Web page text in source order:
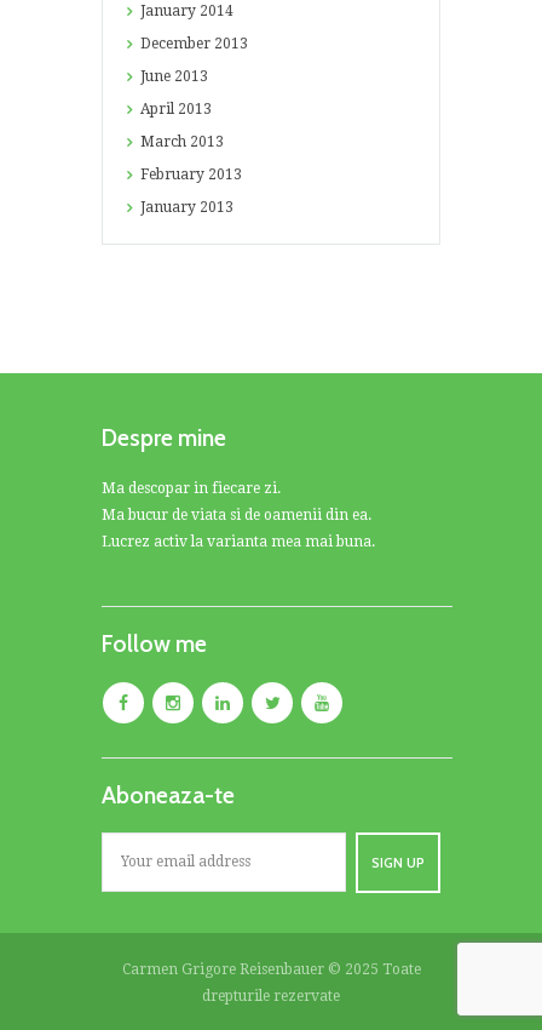
January 2014
December 2013
June 2013
April 2013
March 2013
February 2013
January 2013
Despre mine
Ma descopar in fiecare zi.
Ma bucur de viata si de oamenii din ea.
Lucrez activ la varianta mea mai buna.
Follow me
Aboneaza-te
Carmen Grigore Reisenbauer © 2025 Toate
drepturile rezervate